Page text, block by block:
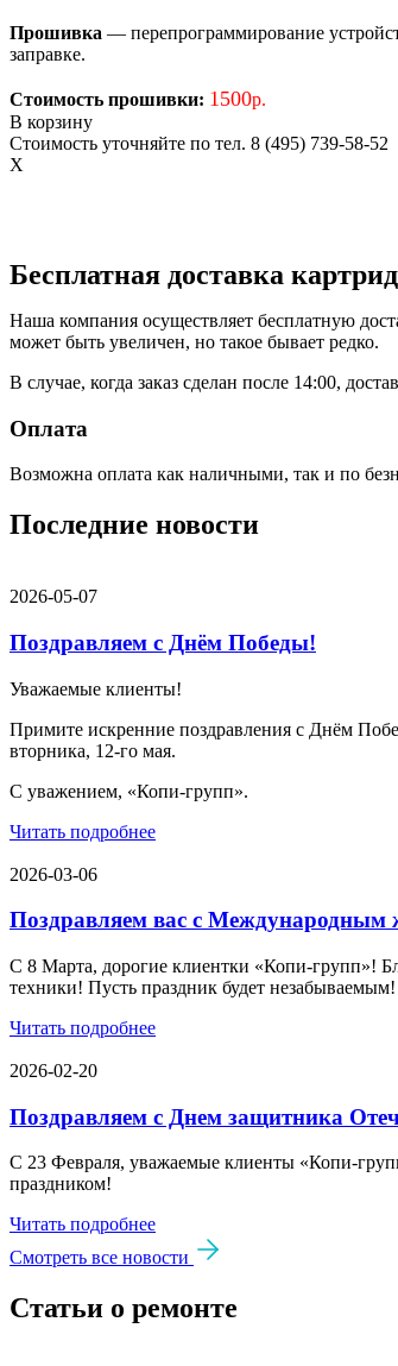
Прошивка — перепрограммирование
заправке.
Стоимость прошивки: 1500р.
В корзину
Стоимость уточняйте по тел. 8 (495) 739-58-52
X
Бесплатная доставка
Наша компания осуществляет бесплатную
может быть увеличен, но такое бывает редко.
В случае, когда заказ сделан после 14:00,
Оплата
Возможна оплата как наличными, так и по
Последние новости
2026-05-07
Поздравляем с Днём Победы!
Уважаемые клиенты!
Примите искренние поздравления с Днём
вторника, 12-го мая.
С уважением, «Копи-групп».
Читать подробнее
2026-03-06
Поздравляем вас с
С 8 Марта, дорогие клиентки «Копи‑групп»!
техники! Пусть праздник будет незабываемым!
Читать подробнее
2026-02-20
Поздравляем с Днем защитника
С 23 Февраля, уважаемые клиенты
праздником!
Читать подробнее
Смотреть все новости
Статьи о ремонте